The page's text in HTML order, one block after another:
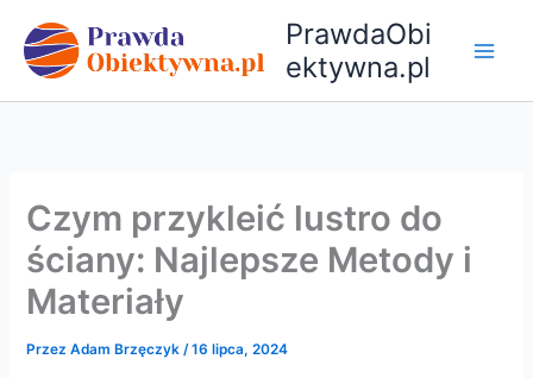
treści
PrawdaObi
ektywna.pl
Czym przykleić lustro do
ściany: Najlepsze Metody i
Materiały
PrzezAdam Brzęczyk/16 lipca, 2024